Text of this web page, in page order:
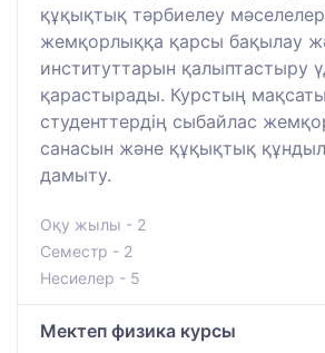
құқықтық тәрбиелеу
жемқорлыққа қарсы бақылау
институттарын қалыптастыру
қарастырады. Курстың
студенттердің сыбайлас
санасын және құқықтық
дамыту.
Оқу жылы - 2
Семестр - 2
Несиелер - 5
Мектеп физика курсы